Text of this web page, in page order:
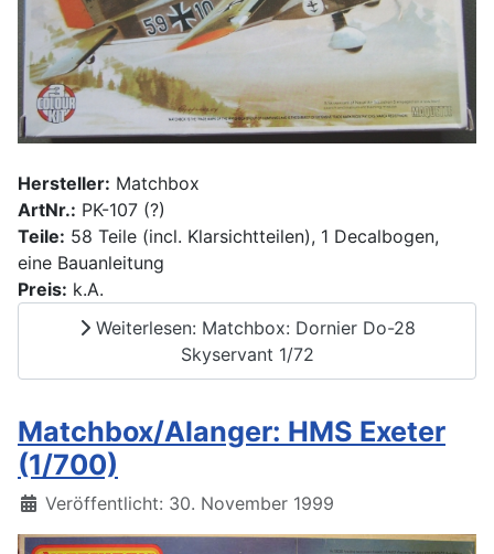
Hersteller: Matchbox
ArtNr.: PK-107 (?)
Teile: 58 Teile (incl. Klarsichtteilen), 1 Decalbogen,
eine Bauanleitung
Preis: k.A.
Weiterlesen: Matchbox: Dornier Do-28
Skyservant 1/72
Matchbox/Alanger: HMS Exeter
(1/700)
Details
Veröffentlicht: 30. November 1999